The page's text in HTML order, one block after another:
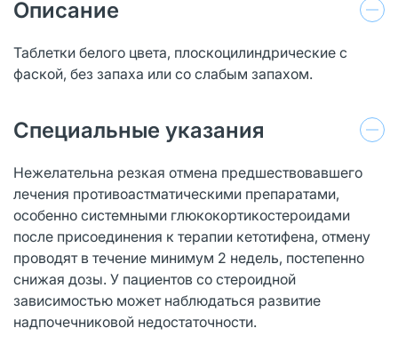
Описание
Таблетки белого цвета, плоскоцилиндрические с
фаской, без запаха или со слабым запахом.
Специальные указания
Нежелательна резкая отмена предшествовавшего
лечения противоастматическими препаратами,
особенно системными глюкокортикостероидами
после присоединения к терапии кетотифена, отмену
проводят в течение минимум 2 недель, постепенно
снижая дозы. У пациентов со стероидной
зависимостью может наблюдаться развитие
надпочечниковой недостаточности.